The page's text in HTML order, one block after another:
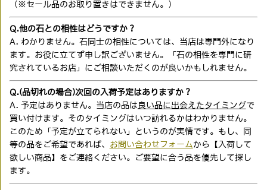
（※セール品のお取り置きはできません。）
Q.他の石との相性はどうですか？
A. わかりません。石同士の相性については、当店は専門外になり
ます。お役に立てず申し訳ございません。「石の相性を専門に研
究されているお店」にご相談いただくのが良いかもしれません。
Q.(品切れの場合)次回の入荷予定はありますか？
A. 予定はありません。当店の品は 良い品に出会えたタイミングで
買い付けます。そのタイミングはいつ訪れるかはわかりません。
このため「予定が立てられない」というのが実情です。もし、同
等の品をご希望であれば、 お問い合わせフォーム から【入荷して
欲しい商品】をご連絡ください。ご要望に合う品を優先して探し
ます。